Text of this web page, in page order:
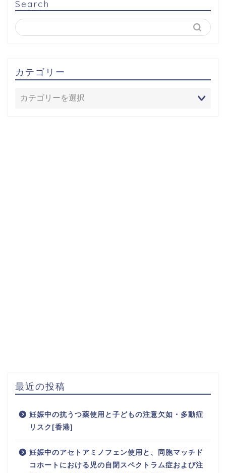
Search
カテゴリー
最近の投稿
妊娠中の抗うつ薬使用と子どもの注意欠如・多動症
リスク[香港]
妊娠中のアセトアミノフェン使用と、同胞マッチド
コホートにおける児の自閉スペクトラム症および注